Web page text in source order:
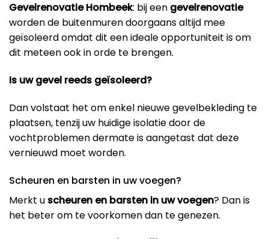
Gevelrenovatie Hombeek: bij een gevelrenovatie
worden de buitenmuren doorgaans altijd mee
geïsoleerd omdat dit een ideale opportuniteit is om
dit meteen ook in orde te brengen.
Is uw gevel reeds geïsoleerd?
Dan volstaat het om enkel nieuwe gevelbekleding te
plaatsen, tenzij uw huidige isolatie door de
vochtproblemen dermate is aangetast dat deze
vernieuwd moet worden.
Scheuren en barsten in uw voegen?
Merkt u scheuren en barsten in uw voegen? Dan is
het beter om te voorkomen dan te genezen.